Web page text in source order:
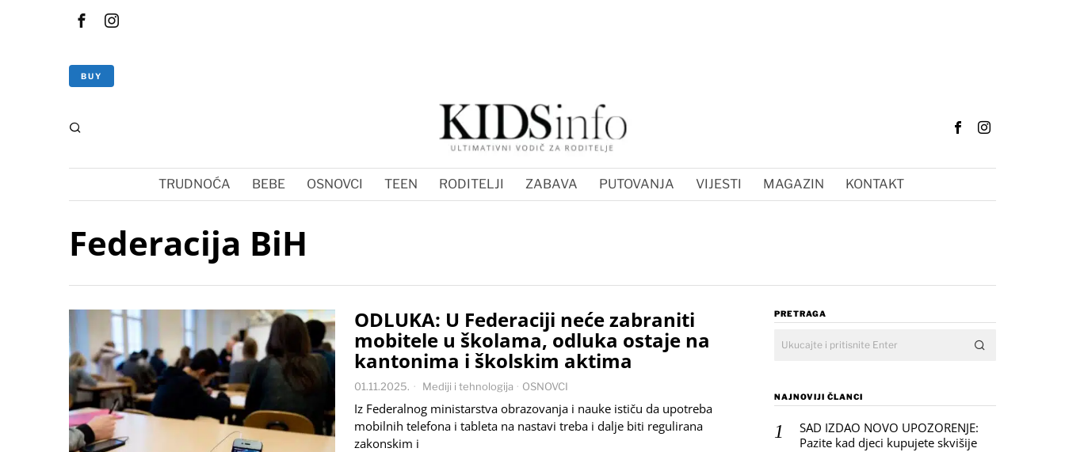
BUY
TRUDNOĆA BEBE OSNOVCI TEEN RODITELJI ZABAVA PUTOVANJA VIJESTI MAGAZIN KONTAKT
Federacija BiH
ODLUKA: U Federaciji neće zabraniti
mobitele u školama, odluka ostaje na
kantonima i školskim aktima
01.11.2025. Mediji i tehnologija · OSNOVCI
Iz Federalnog ministarstva obrazovanja i nauke ističu da upotreba
mobilnih telefona i tableta na nastavi treba i dalje biti regulirana
zakonskim i
PRETRAGA
NAJNOVIJI ČLANCI
SAD IZDAO NOVO UPOZORENJE:
Pazite kad djeci kupujete skvišije